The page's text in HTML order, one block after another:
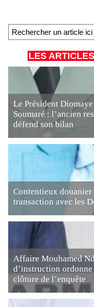
LES
Le Président
Soumaré : l’ancien
défend son bilan
Contentieux
transaction avec les
Affaire Mouhamed
d’instruction
clôture de l’enquête